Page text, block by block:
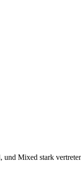
Mixed stark